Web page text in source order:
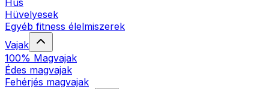
Hús
Hüvelyesek
Egyéb fitness élelmiszerek
Vajak
100% Magvajak
Édes magvajak
Fehérjés magvajak